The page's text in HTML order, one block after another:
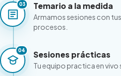
03 Temario a la medida
Armamos sesiones con
procesos.
04 Sesiones prácticas
Tu equipo practica en vivo